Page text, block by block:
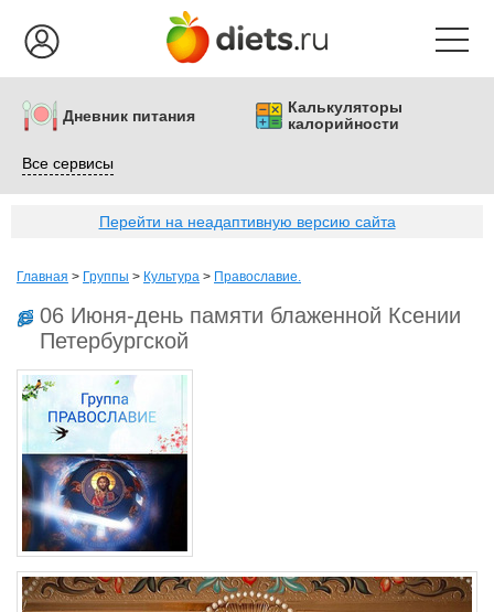
Дневник питания
Калькуляторы
калорийности
Все сервисы
Перейти на неадаптивную версию сайта
Главная > Группы > Культура > Православие.
06 Июня-день памяти блаженной Ксении
Петербургской